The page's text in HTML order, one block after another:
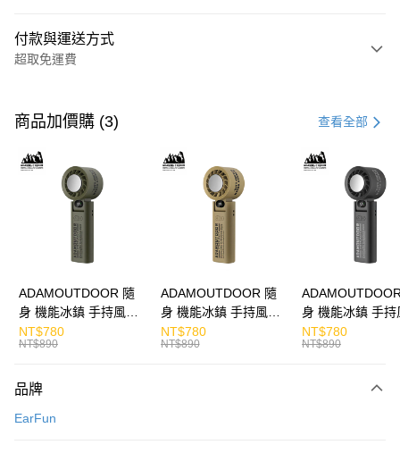
付款與運送方式
超取免運費
信用卡一次付款
LINE Pay
Apple Pay
運送方式
免運費
付款後7-11取貨
商品加價購 (3) 查看全部
ADAMOUTDOOR 隨
身 機能冰鎮 手持風扇
掛繩
NT$780
NT$890
ADAMOUTDOOR 隨
身 機能冰鎮 手持風扇
掛繩
NT$780
NT$890
身 機能冰鎮 手持
掛繩
NT$780
NT$890
品牌
EarFun